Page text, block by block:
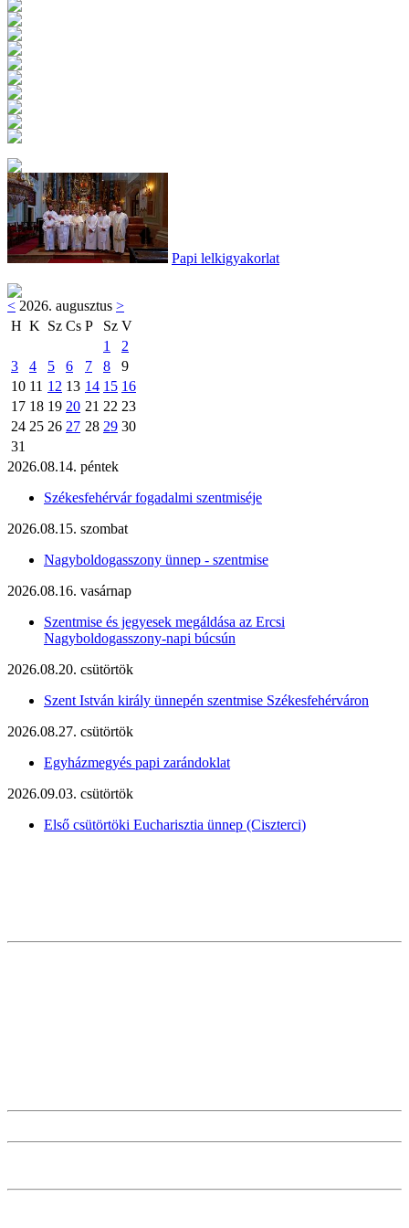
Papi lelkigyakorlat
< 2026. augusztus >
H K Sz Cs P Sz V
1
2
3
4 5 6 7 8
9
10 11 12 13 14 15 16
17 18 19 20 21 22 23
24 25 26 27 28 29 30
31
2026.08.14. péntek
Székesfehérvár fogadalmi szentmiséje
2026.08.15. szombat
Nagyboldogasszony ünnep - szentmise
2026.08.16. vasárnap
Szentmise és jegyesek megáldása az Ercsi
Nagyboldogasszony-napi búcsún
2026.08.20. csütörtök
Szent István király ünnepén szentmise Székesfehérváron
2026.08.27. csütörtök
Egyházmegyés papi zarándoklat
2026.09.03. csütörtök
Első csütörtöki Eucharisztia ünnep (Ciszterci)